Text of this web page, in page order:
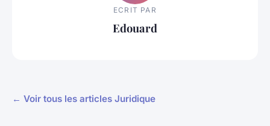
ECRIT PAR
Edouard
← Voir tous les articles Juridique